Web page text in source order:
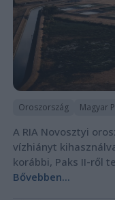
Oroszország Magyar
A RIA Novosztyi
vízhiányt
korábbi, Paks II-ről
Bővebben...